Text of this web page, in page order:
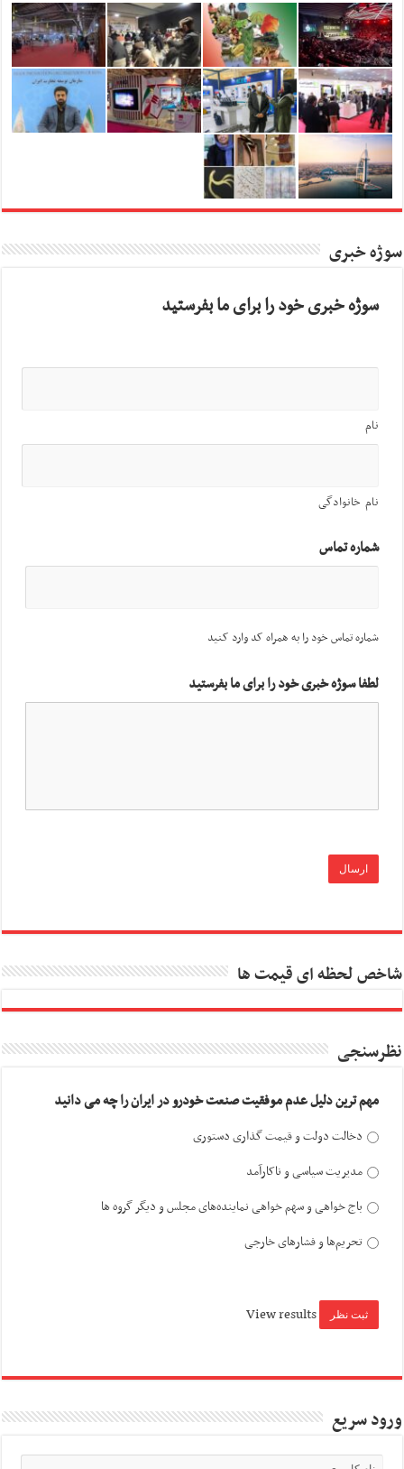
سوژه خبری
سوژه خبری خود را برای ما بفرستید
نام
نام خانوادگی
شماره تماس
شماره تماس خود را به همراه کد وارد کنید
لطفا سوژه خبری خود را برای ما بفرستید
شاخص لحظه ای قیمت ها
نظرسنجی
مهم ترین دلیل عدم موفقیت صنعت خودرو در ایران را چه می دانید
دخالت دولت و قیمت گذاری دستوری
مدیریت سیاسی و ناکارآمد
باج خواهی و سهم خواهی نماینده‌های مجلس و دیگر گروه ها
تحریم‌ها و فشارهای خارجی
View results
ورود سریع